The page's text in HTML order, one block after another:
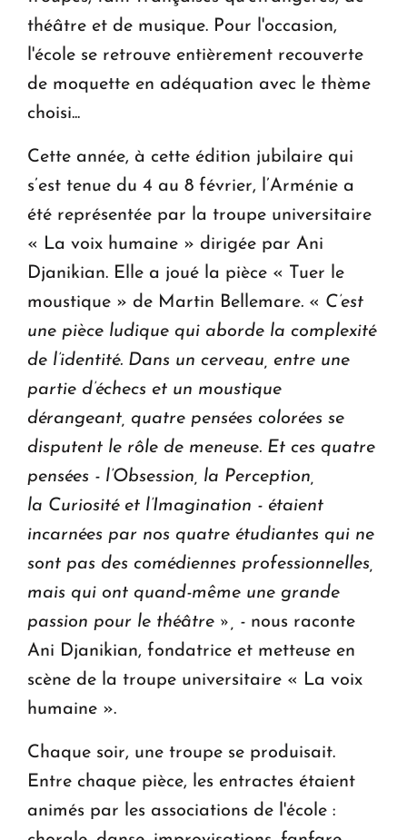
théâtre et de musique. Pour l'occasion,
l'école se retrouve entièrement recouverte
de moquette en adéquation avec le thème
choisi...
Cette année, à cette édition jubilaire qui
s’est tenue du 4 au 8 février, l’Arménie a
été représentée par la troupe universitaire
« La voix humaine » dirigée par Ani
Djanikian. Elle a joué la pièce « Tuer le
moustique » de Martin Bellemare. « C’est
une pièce ludique qui aborde la complexité
de l’identité. Dans un cerveau, entre une
partie d’échecs et un moustique
dérangeant, quatre pensées colorées se
disputent le rôle de meneuse. Et ces quatre
pensées - l’Obsession, la Perception,
la Curiosité et l’Imagination - étaient
incarnées par nos quatre étudiantes qui ne
sont pas des comédiennes professionnelles,
mais qui ont quand-même une grande
passion pour le théâtre », - nous raconte
Ani Djanikian, fondatrice et metteuse en
scène de la troupe universitaire « La voix
humaine ».
Chaque soir, une troupe se produisait.
Entre chaque pièce, les entractes étaient
animés par les associations de l'école :